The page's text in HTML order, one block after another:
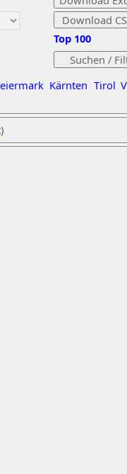
Kärnten Tirol
Top 100
)